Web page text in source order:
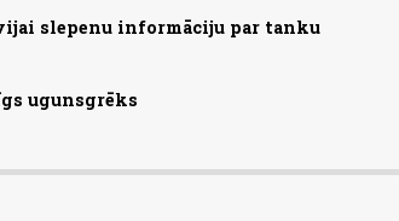
slepenu informāciju par tanku
ugunsgrēks